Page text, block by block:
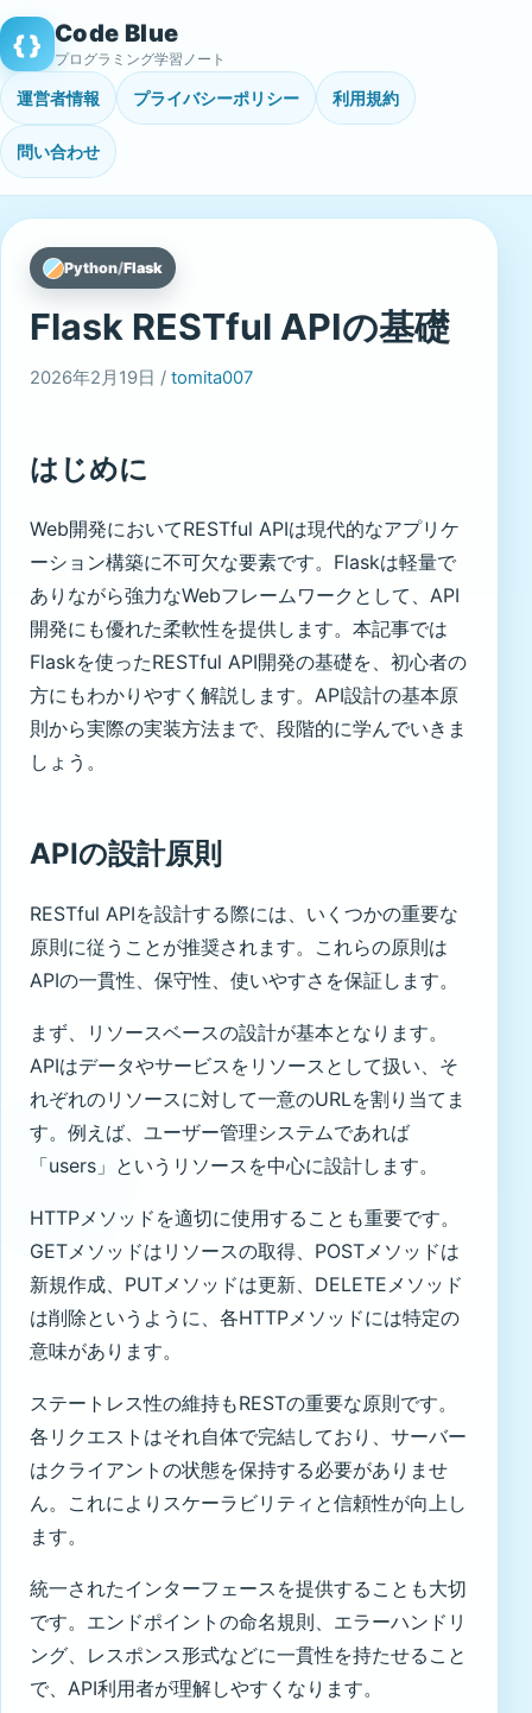
Skip
to
content
{ } Code Blue
プログラミング学習ノート
運営者情報 プライバシーポリシー 利用規約
問い合わせ
Python/Flask
Flask RESTful APIの基礎
2026年2月19日 / tomita007
はじめに
Web開発においてRESTful APIは現代的なアプリケ
ーション構築に不可欠な要素です。Flaskは軽量で
ありながら強力なWebフレームワークとして、API
開発にも優れた柔軟性を提供します。本記事では
Flaskを使ったRESTful API開発の基礎を、初心者の
方にもわかりやすく解説します。API設計の基本原
則から実際の実装方法まで、段階的に学んでいきま
しょう。
APIの設計原則
RESTful APIを設計する際には、いくつかの重要な
原則に従うことが推奨されます。これらの原則は
APIの一貫性、保守性、使いやすさを保証します。
まず、リソースベースの設計が基本となります。
APIはデータやサービスをリソースとして扱い、そ
れぞれのリソースに対して一意のURLを割り当てま
す。例えば、ユーザー管理システムであれば
「users」というリソースを中心に設計します。
HTTPメソッドを適切に使用することも重要です。
GETメソッドはリソースの取得、POSTメソッドは
新規作成、PUTメソッドは更新、DELETEメソッド
は削除というように、各HTTPメソッドには特定の
意味があります。
ステートレス性の維持もRESTの重要な原則です。
各リクエストはそれ自体で完結しており、サーバー
はクライアントの状態を保持する必要がありませ
ん。これによりスケーラビリティと信頼性が向上し
ます。
統一されたインターフェースを提供することも大切
です。エンドポイントの命名規則、エラーハンドリ
ング、レスポンス形式などに一貫性を持たせること
で、API利用者が理解しやすくなります。